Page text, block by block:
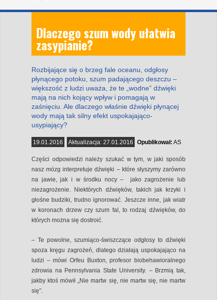
Dlaczego szum wody ułatwia
zasypianie?
Rozbijające się o brzeg fale oceanu, odgłosy
płynącego potoku, szum padającego deszczu –
większość z ludzi uważa, że te „wodne” dźwięki
mają na nich kojący wpływ i pomagają w
zaśnięciu. Ale dlaczego właśnie dźwięki płynącej
wody mają tak silny efekt uspokajająco-
usypiający?
19.01.2016 Aktualizacja: 27.01.2016 Opublikował: AS
Części odpowiedzi należy szukać w tym, w jaki sposób
nasz mózg interpretuje dźwięki – które słyszymy zarówno
na jawie, jak i w środku nocy – jako zagrożenie lub
niezagrożenie. Niektórych dźwięków, takich jak krzyki i
głośne budziki, trudno ignorować. Jeszcze inne, jak wiatr
w koronach drzew czy szum fal, to rodzaj dźwięków, do
których można się dostroić.
– Te powolne, szumiąco-świszczące odgłosy to dźwięki
spoza kręgu zagrożeń, dlatego działają uspokajająco na
ludzi – mówi Orfeu Buxton, profesor biobehawioralnego
zdrowia na Pennsylvania State University. – Brzmią tak,
jakby ktoś mówił „Nie martw się, nie martw się, nie martw
się”.